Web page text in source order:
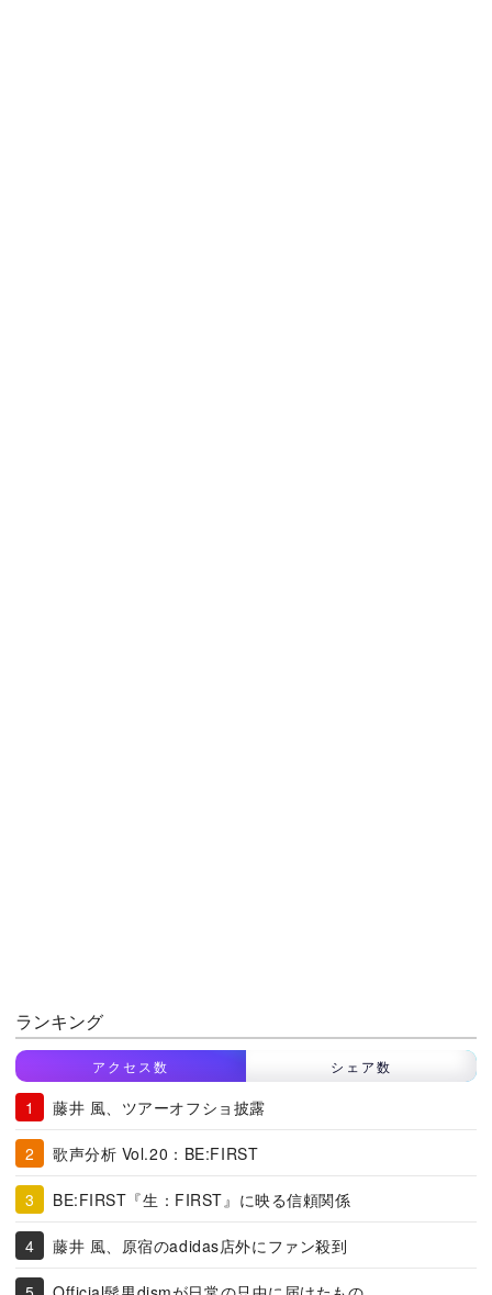
ランキング
アクセス数 シェア数
藤井 風、ツアーオフショ披露
歌声分析 Vol.20：BE:FIRST
BE:FIRST『生：FIRST』に映る信頼関係
藤井 風、原宿のadidas店外にファン殺到